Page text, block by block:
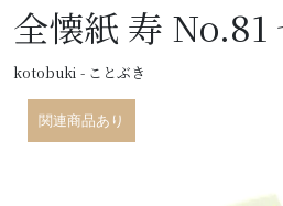
全懐紙 寿 No.81
kotobuki - ことぶき
関連商品あり